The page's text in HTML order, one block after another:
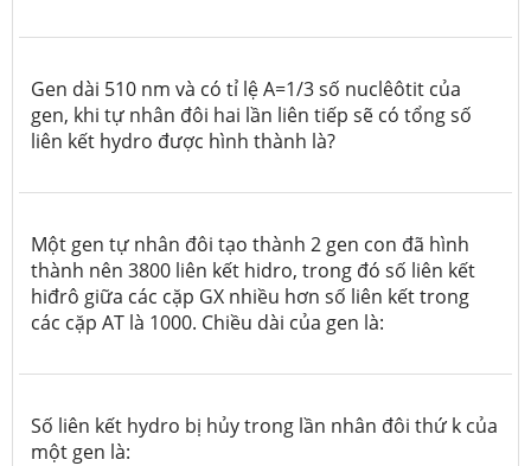
Gen dài 510 nm và có tỉ lệ A=1/3 số nuclêôtit của
gen, khi tự nhân đôi hai lần liên tiếp sẽ có tổng số
liên kết hydro được hình thành là?
Một gen tự nhân đôi tạo thành 2 gen con đã hình
thành nên 3800 liên kết hidro, trong đó số liên kết
hiđrô giữa các cặp GX nhiều hơn số liên kết trong
các cặp AT là 1000. Chiều dài của gen là:
Số liên kết hydro bị hủy trong lần nhân đôi thứ k của
một gen là: